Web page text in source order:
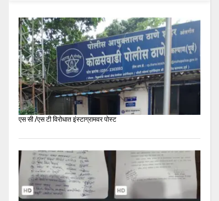
एस सी /एस टी विरोधात इंस्टाग्रामवर पोस्ट